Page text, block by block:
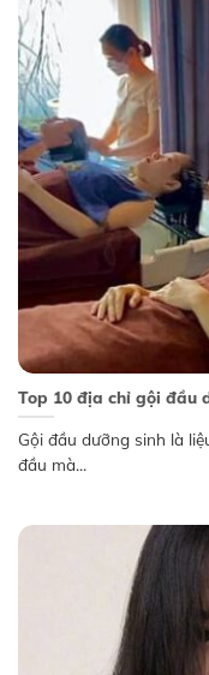
Top 10 địa chỉ gội đầu
Gội đầu dưỡng sinh là
đầu mà...